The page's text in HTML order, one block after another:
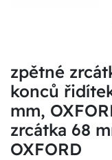
zpětné
konců
mm,
zrcátka 68
OXFORD